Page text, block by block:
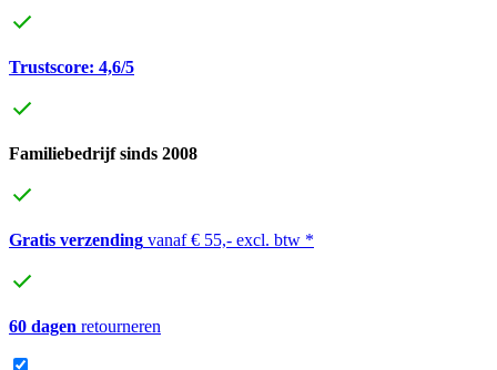
Trustscore: 4,6/5
Familiebedrijf sinds 2008
Gratis verzending vanaf € 55,- excl. btw *
60 dagen retourneren